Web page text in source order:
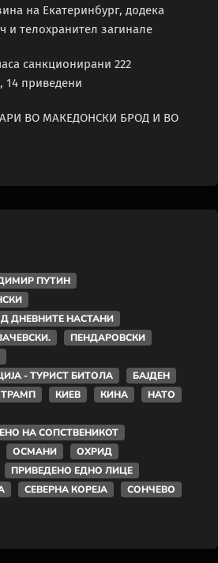
на Екатеринбург, додека
и телохранител загинале
санкционирани 222
14 приведени
ВО МАКЕДОНСКИ БРОД И ВО
ПУТИН
ДНЕВНИТЕ НАСТАНИ
ПЕНДАРОВСКИ
- ТУРИСТ БИТОЛА
БАЈДЕН
КИЕВ КИНА
НАТО
НА СОПСТВЕНИКОТ
ОСМАНИ
ОХРИД
ПРИВЕДЕНО ЕДНО ЛИЦЕ
СЕВЕРНА КОРЕЈА
СОНЧЕВО